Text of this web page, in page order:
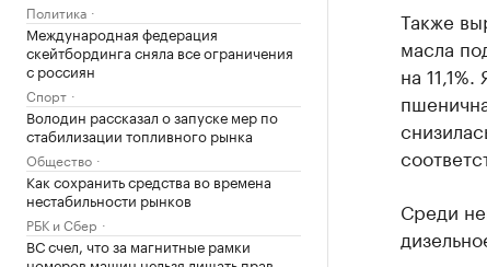
Политика
Международная федерация
скейтбординга сняла все ограничения
с россиян
Спорт
Володин рассказал о запуске мер по
стабилизации топливного рынка
Общество
Как сохранить средства во времена
нестабильности рынков
РБК и Сбер
ВС счел, что за магнитные рамки
Также
масла
на
Среди